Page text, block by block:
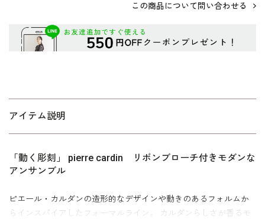
この商品について問い合わせる
アイテム説明
「動く彫刻」 pierre cardin リボンブローチ付きモダンな
アンサンブル
ピエール・カルダンの造形的なデザインや動きのあるフォルムか
らインスパイアしたフォーマルライン。 カルダンらしさが香るモ